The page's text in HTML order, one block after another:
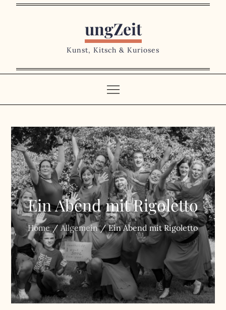
ungZeit
Kunst, Kitsch & Kurioses
Ein Abend mit Rigoletto
Home Allgemein Ein Abend mit Rigoletto